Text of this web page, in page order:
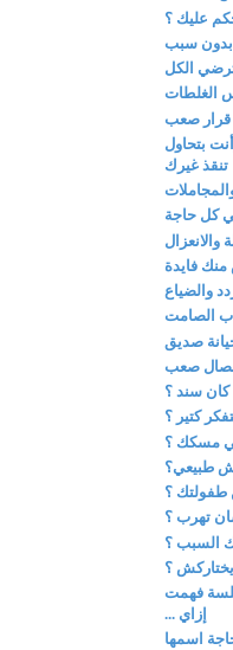
عليك ؟
سبب
الكل
الغلطات
قرار صعب
بتحاول
تنقذ غيرك
كل حاجة
فايدة
والضياع
الصامت
صديق
صعب
سند ؟
كتير ؟
مسكك ؟
طبيعي؟
طفولتك ؟
تهرب ؟
السبب ؟
يختاركش ؟
فهمت
إزاي ...
اسمها